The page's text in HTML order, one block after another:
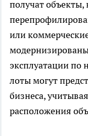
получат объекты,
или
эксплуатации по
лоты могут
бизнеса,
расположения